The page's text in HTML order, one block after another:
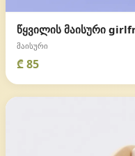
წყვილის მაისური
მაისური
₾ 85